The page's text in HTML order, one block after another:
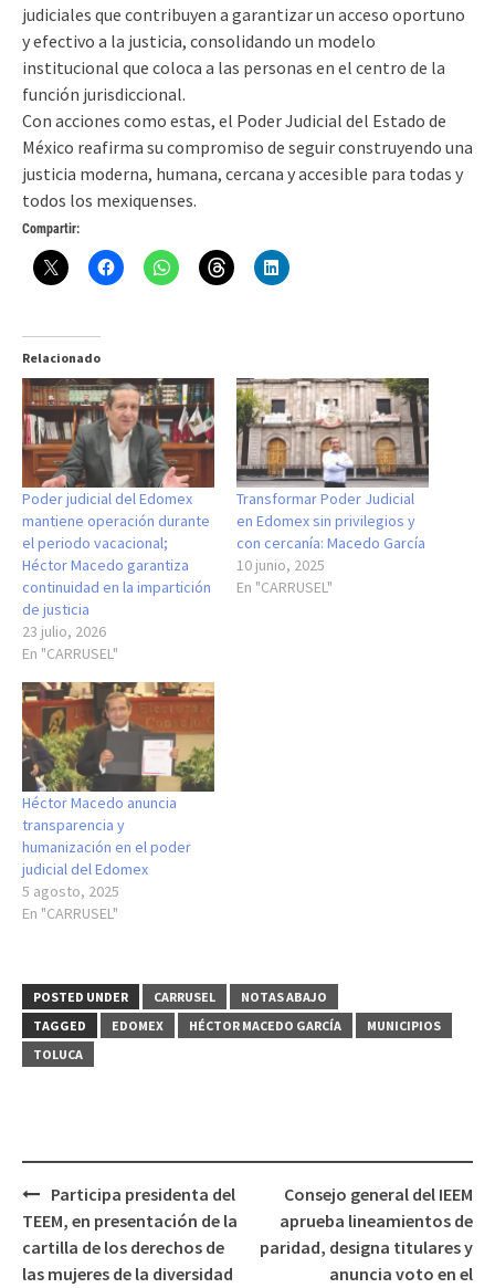
judiciales que contribuyen a garantizar un acceso oportuno
y efectivo a la justicia, consolidando un modelo
institucional que coloca a las personas en el centro de la
función jurisdiccional.
Con acciones como estas, el Poder Judicial del Estado de
México reafirma su compromiso de seguir construyendo una
justicia moderna, humana, cercana y accesible para todas y
todos los mexiquenses.
Compartir:
Relacionado
Poder judicial del Edomex
mantiene operación durante
el periodo vacacional;
Héctor Macedo garantiza
continuidad en la impartición
de justicia
23 julio, 2026
En "CARRUSEL"
Transformar Poder Judicial
en Edomex sin privilegios y
con cercanía: Macedo García
10 junio, 2025
En "CARRUSEL"
Héctor Macedo anuncia
transparencia y
humanización en el poder
judicial del Edomex
5 agosto, 2025
En "CARRUSEL"
POSTED UNDER CARRUSEL
NOTAS ABAJO
TAGGED
EDOMEX HÉCTOR MACEDO GARCÍA
MUNICIPIOS
TOLUCA
Post
navigation
Participa presidenta del
TEEM, en presentación de la
cartilla de los derechos de
las mujeres de la diversidad
Consejo general del IEEM
aprueba lineamientos de
paridad, designa titulares y
anuncia voto en el